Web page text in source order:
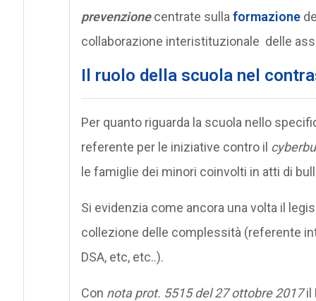
prevenzione centrate sulla formazione
collaborazione interistituzionale delle
Il ruolo della scuola nel
Per quanto riguarda la scuola nello
referente per le iniziative contro il
le famiglie dei minori coinvolti in atti di
Si evidenzia come ancora una volta il
collezione delle complessità (referente
DSA, etc, etc..).
Con nota prot. 5515 del 27 ottobre 2017il